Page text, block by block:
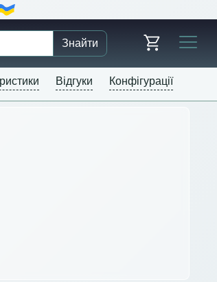
Знайти
Відгуки Конфігурації